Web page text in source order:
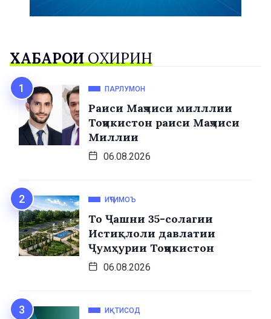
ХАБАРҲОИОХИРИН
ПАРЛУМОН
Раиси Маҷлиси милллии
Тоҷикистон раиси Маҷлиси
Миллии
06.08.2026
ИҶТИМОЪ
То Ҷашни 35-солагии
Истиқлоли давлатии
Ҷумҳурии Тоҷикистон
06.08.2026
ИҚТИСОД